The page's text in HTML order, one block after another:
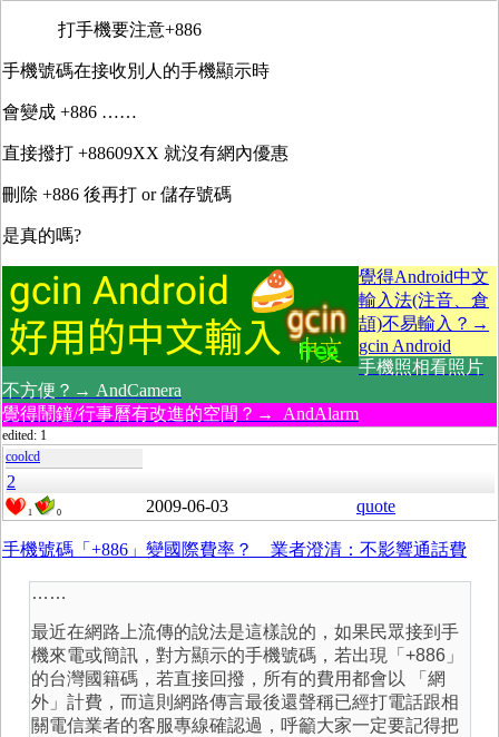
打手機要注意+886
手機號碼在接收別人的手機顯示時
會變成 +886 ……
直接撥打 +88609XX 就沒有網內優惠
刪除 +886 後再打 or 儲存號碼
是真的嗎?
覺得Android中文
輸入法(注音、倉
頡)不易輸入？→
gcin Android
手機照相看照片
不方便？→ AndCamera
覺得鬧鐘/行事曆有改進的空間？→ AndAlarm
edited: 1
coolcd
2
1 0 2009-06-03 quote
手機號碼「+886」變國際費率？ 業者澄清：不影響通話費
……
最近在網路上流傳的說法是這樣說的，如果民眾接到手
機來電或簡訊，對方顯示的手機號碼，若出現「+886」
的台灣國籍碼，若直接回撥，所有的費用都會以 「網
外」計費，而這則網路傳言最後還聲稱已經打電話跟相
關電信業者的客服專線確認過，呼籲大家一定要記得把